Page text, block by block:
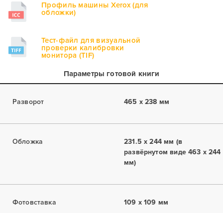
Профиль машины Xerox (для
обложки)
Тест-файл для визуальной
проверки калибровки
монитора (TIF)
Параметры готовой книги
Разворот 465 x 238 мм
Обложка
231.5 x 244 мм (в
развёрнутом виде 463 x 244
мм)
Фотовставка 109 x 109 мм